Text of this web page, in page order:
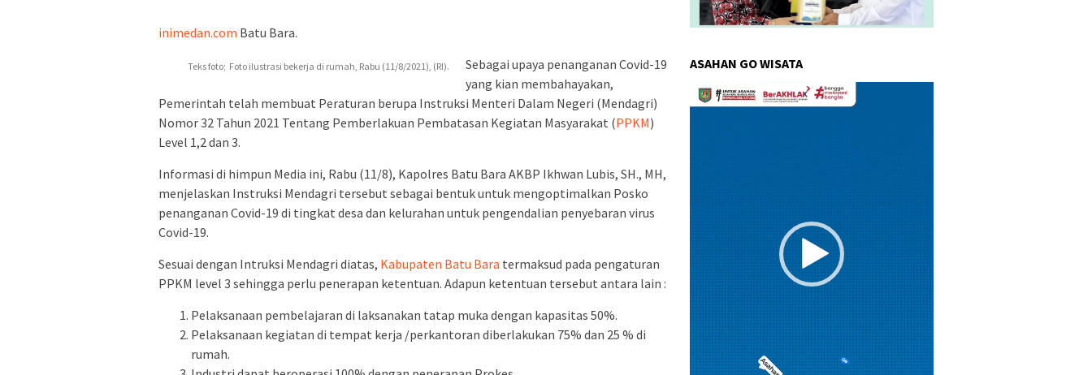
inimedan.com Batu Bara.
Teks foto; Foto ilustrasi bekerja di rumah, Rabu (11/8/2021), (RI).
Sebagai upaya penanganan Covid-19
yang kian membahayakan,
Pemerintah telah membuat Peraturan berupa Instruksi Menteri Dalam Negeri (Mendagri)
Nomor 32 Tahun 2021 Tentang Pemberlakuan Pembatasan Kegiatan Masyarakat (PPKM)
Level 1,2 dan 3.
Informasi di himpun Media ini, Rabu (11/8), Kapolres Batu Bara AKBP Ikhwan Lubis, SH., MH,
menjelaskan Instruksi Mendagri tersebut sebagai bentuk untuk mengoptimalkan Posko
penanganan Covid-19 di tingkat desa dan kelurahan untuk pengendalian penyebaran virus
Covid-19.
Sesuai dengan Intruksi Mendagri diatas, Kabupaten Batu Bara termaksud pada pengaturan
PPKM level 3 sehingga perlu penerapan ketentuan. Adapun ketentuan tersebut antara lain :
Pelaksanaan pembelajaran di laksanakan tatap muka dengan kapasitas 50%.
Pelaksanaan kegiatan di tempat kerja /perkantoran diberlakukan 75% dan 25 % di
rumah.
ASAHAN GO WISATA
Pemutar
Video